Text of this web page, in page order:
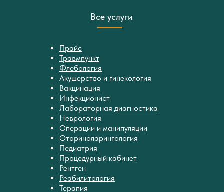
Все услуги
Прайс
Травмпункт
Флебология
Акушерство и гинекология
Вакцинация
Инфекционист
Лабораторная диагностика
Неврология
Операции и манипуляции
Оториноларингология
Педиатрия
Процедурный кабинет
Рентген
Реабилитология
Терапия